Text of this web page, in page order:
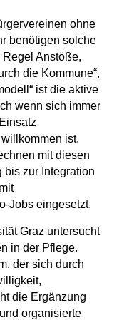
ohne
benötigen solche
Anstöße,
die Kommune“,
ist die aktive
wenn sich immer
ist.
mit diesen
bis zur Integration
Jobs eingesetzt.
Graz untersucht
in der Pflege.
der sich durch
die Ergänzung
organisierte